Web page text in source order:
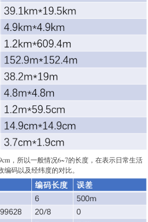
，所以一般情况6~7的长度，在表示日常生活
码以及经纬度的对比。